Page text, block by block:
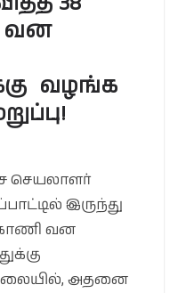
வன
வழங்க
செயலாளர்
இருந்து
காணி வன
அதனை